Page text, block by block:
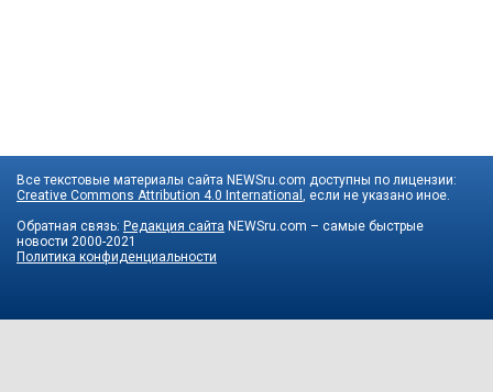
Все текстовые материалы сайта NEWSru.com доступны по лицензии:
Creative Commons Attribution 4.0 International , если не указано иное.
Обратная связь: Редакция сайта NEWSru.com – самые быстрые
новости 2000-2021
Политика конфиденциальности